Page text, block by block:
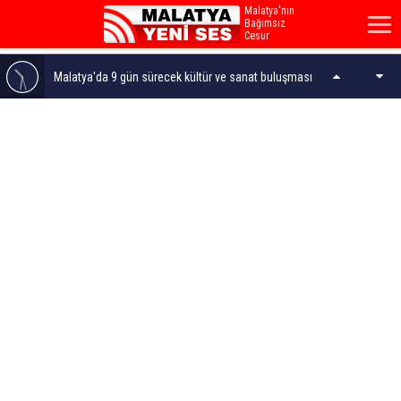
Malatya'nın
Bağımsız
Cesur
Sesi...
Malatya'da 9 gün sürecek kültür ve sanat buluşması